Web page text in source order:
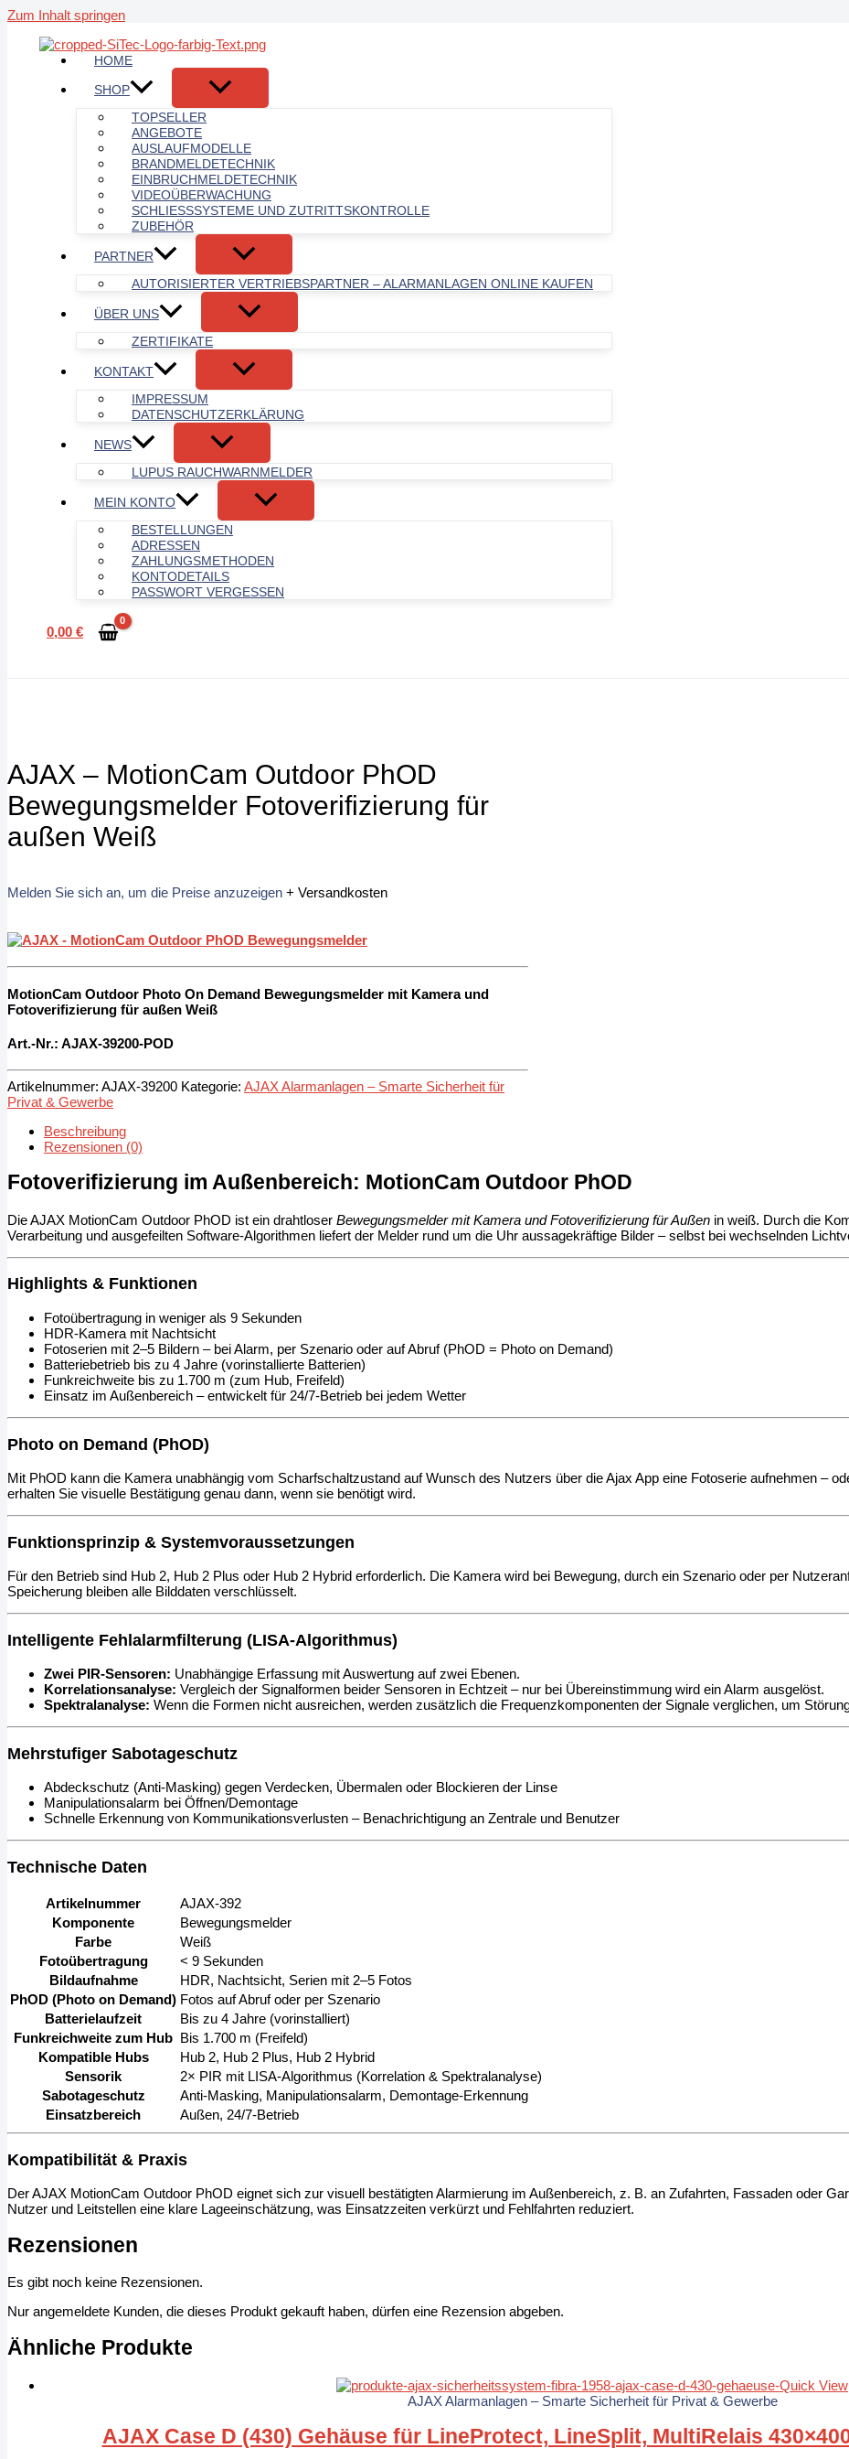
Zum Inhalt springen
HOME
SHOP
TOPSELLER
ANGEBOTE
AUSLAUFMODELLE
BRANDMELDETECHNIK
EINBRUCHMELDETECHNIK
VIDEOÜBERWACHUNG
SCHLIESSSYSTEME UND ZUTRITTSKONTROLLE
ZUBEHÖR
PARTNER
AUTORISIERTER VERTRIEBSPARTNER – ALARMANLAGEN ONLINE KAUFEN
ÜBER UNS
ZERTIFIKATE
KONTAKT
IMPRESSUM
DATENSCHUTZERKLÄRUNG
NEWS
LUPUS RAUCHWARNMELDER
MEIN KONTO
BESTELLUNGEN
ADRESSEN
ZAHLUNGSMETHODEN
KONTODETAILS
PASSWORT VERGESSEN
0,00 €
AJAX – MotionCam Outdoor PhOD
Bewegungsmelder Fotoverifizierung für
außen Weiß
Melden Sie sich an, um die Preise anzuzeigen + Versandkosten
MotionCam Outdoor Photo On Demand Bewegungsmelder mit Kamera und
Fotoverifizierung für außen Weiß
Art.-Nr.: AJAX-39200-POD
Artikelnummer: AJAX-39200 Kategorie: AJAX Alarmanlagen – Smarte Sicherheit für
Privat & Gewerbe
Beschreibung
Rezensionen (0)
Fotoverifizierung im Außenbereich: MotionCam Outdoor PhOD
Die AJAX MotionCam Outdoor PhOD ist ein drahtloser Bewegungsmelder mit Kamera und Fotoverifizierung für Außen in weiß. Durch die
Verarbeitung und ausgefeilten Software-Algorithmen liefert der Melder rund um die Uhr aussagekräftige Bilder – selbst bei wechselnden
Highlights & Funktionen
Fotoübertragung in weniger als 9 Sekunden
HDR-Kamera mit Nachtsicht
Fotoserien mit 2–5 Bildern – bei Alarm, per Szenario oder auf Abruf (PhOD = Photo on Demand)
Batteriebetrieb bis zu 4 Jahre (vorinstallierte Batterien)
Funkreichweite bis zu 1.700 m (zum Hub, Freifeld)
Einsatz im Außenbereich – entwickelt für 24/7-Betrieb bei jedem Wetter
Photo on Demand (PhOD)
Mit PhOD kann die Kamera unabhängig vom Scharfschaltzustand auf Wunsch des Nutzers über die Ajax App eine Fotoserie aufnehmen –
erhalten Sie visuelle Bestätigung genau dann, wenn sie benötigt wird.
Funktionsprinzip & Systemvoraussetzungen
Für den Betrieb sind Hub 2, Hub 2 Plus oder Hub 2 Hybrid erforderlich. Die Kamera wird bei Bewegung, durch ein Szenario oder per
Speicherung bleiben alle Bilddaten verschlüsselt.
Intelligente Fehlalarmfilterung (LISA-Algorithmus)
Zwei PIR-Sensoren: Unabhängige Erfassung mit Auswertung auf zwei Ebenen.
Korrelationsanalyse: Vergleich der Signalformen beider Sensoren in Echtzeit – nur bei Übereinstimmung wird ein Alarm ausgelöst.
Spektralanalyse: Wenn die Formen nicht ausreichen, werden zusätzlich die Frequenzkomponenten der Signale verglichen, um
Mehrstufiger Sabotageschutz
Abdeckschutz (Anti-Masking) gegen Verdecken, Übermalen oder Blockieren der Linse
Manipulationsalarm bei Öffnen/Demontage
Schnelle Erkennung von Kommunikationsverlusten – Benachrichtigung an Zentrale und Benutzer
Technische Daten
Artikelnummer
AJAX-392
Komponente
Bewegungsmelder
Farbe
Weiß
Fotoübertragung
< 9 Sekunden
Bildaufnahme
HDR, Nachtsicht, Serien mit 2–5 Fotos
PhOD (Photo on Demand) Fotos auf Abruf oder per Szenario
Batterielaufzeit
Bis zu 4 Jahre (vorinstalliert)
Funkreichweite zum Hub Bis 1.700 m (Freifeld)
Kompatible Hubs
Hub 2, Hub 2 Plus, Hub 2 Hybrid
Sensorik
2× PIR mit LISA-Algorithmus (Korrelation & Spektralanalyse)
Sabotageschutz
Anti-Masking, Manipulationsalarm, Demontage-Erkennung
Einsatzbereich
Außen, 24/7-Betrieb
Kompatibilität & Praxis
Der AJAX MotionCam Outdoor PhOD eignet sich zur visuell bestätigten Alarmierung im Außenbereich, z. B. an Zufahrten, Fassaden oder
Nutzer und Leitstellen eine klare Lageeinschätzung, was Einsatzzeiten verkürzt und Fehlfahrten reduziert.
Rezensionen
Es gibt noch keine Rezensionen.
Nur angemeldete Kunden, die dieses Produkt gekauft haben, dürfen eine Rezension abgeben.
Ähnliche Produkte
Quick View
AJAX Alarmanlagen – Smarte Sicherheit für Privat & Gewerbe
AJAX Case D (430) Gehäuse für LineProtect, LineSplit, MultiRelais